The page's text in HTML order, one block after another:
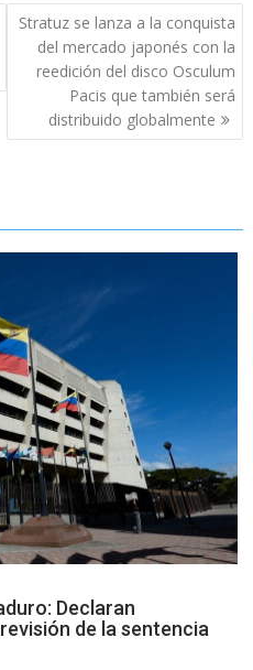
Stratuz se lanza a la conquista
del mercado japonés con la
reedición del disco Osculum
Pacis que también será
distribuido globalmente
Declaran
de la sentencia